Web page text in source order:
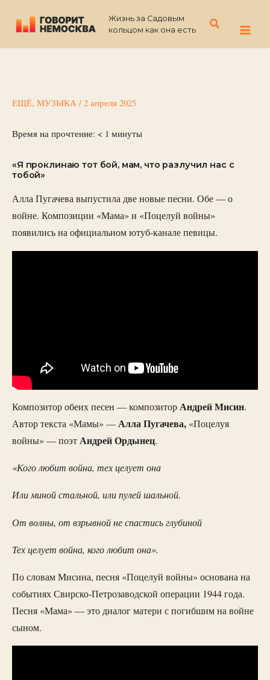
содержимому
Жизнь за Садовым
кольцом как она есть
Поиск
ЕЩЁ, МУЗЫКА / 2 апреля 2025
Время на прочтение: < 1 минуты
«Я проклинаю тот бой, мам, что разлучил нас с
тобой»
Алла Пугачева выпустила две новые песни. Обе — о
войне. Композиции «Мама» и «Поцелуй войны»
появились на официальном ютуб-канале певицы.
Композитор обеих песен — композиторАндрей Мисин.
Автор текста «Мамы» —Алла Пугачева, «Поцелуя
войны» — поэтАндрей Ордынец.
«Кого любит война, тех целует она
Или миной стальной, или пулей шальной.
От волны, от взрывной не спастись глубиной
Тех целует война, кого любит она».
По словам Мисина, песня «Поцелуй войны» основана на
событиях Свирско-Петрозаводской операции 1944 года.
Песня «Мама» — это диалог матери с погибшим на войне
сыном.